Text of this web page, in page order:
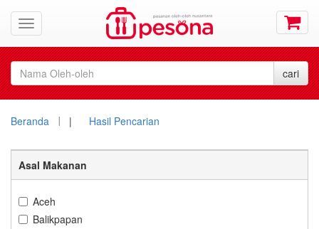
Beranda | Hasil Pencarian
Asal Makanan
Aceh
Balikpapan